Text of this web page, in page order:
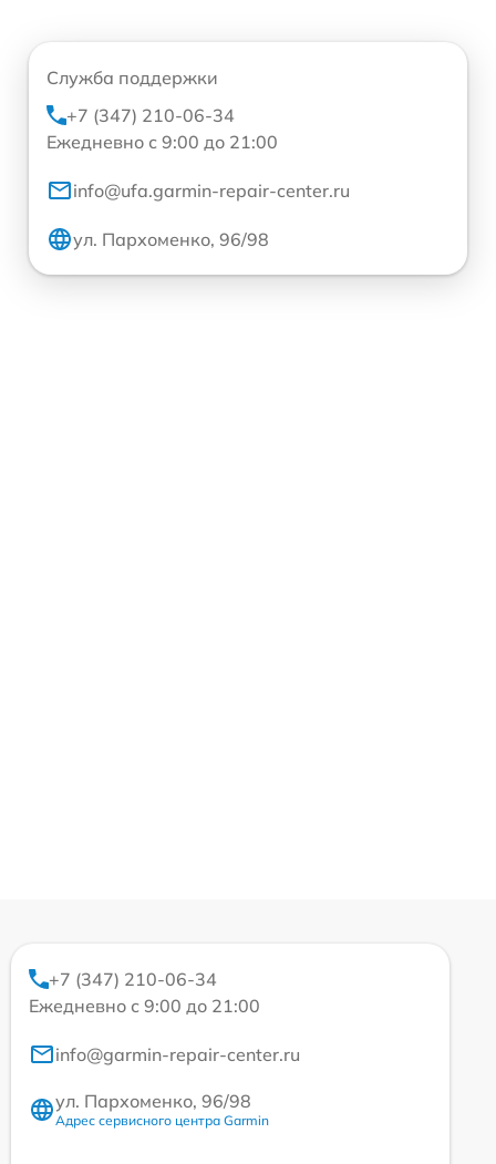
Служба поддержки
+7 (347) 210-06-34
Ежедневно с 9:00 до 21:00
info@ufa.garmin-repair-center.ru
ул. Пархоменко, 96/98
+7 (347) 210-06-34
Ежедневно с 9:00 до 21:00
info@garmin-repair-center.ru
ул. Пархоменко, 96/98
Адрес сервисного центра Garmin